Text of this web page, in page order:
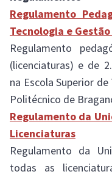
Regulamento
Tecnologia e
Regulamento
(licenciaturas) e de
na Escola Superior
Politécnico de
Regulamento da
Licenciaturas
Regulamento da
todas as